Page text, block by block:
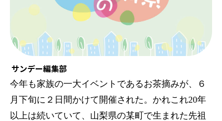
サンデー編集部
今年も家族の一大イベントであるお茶摘みが、６
月下旬に２日間かけて開催された。かれこれ20年
以上は続いていて、山梨県の某町で生まれた先祖